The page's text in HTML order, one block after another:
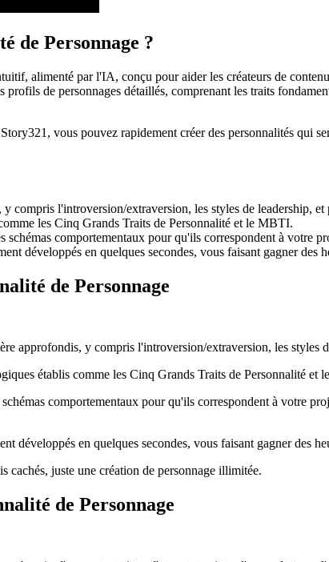
de Personnage ?
alimenté par l'IA, conçu pour aider les créateurs de
de personnages détaillés, comprenant les traits
vous pouvez rapidement créer des personnalités qui
compris l'introversion/extraversion, les styles de leadership, et
les Cinq Grands Traits de Personnalité et le MBTI.
schémas comportementaux pour qu'ils correspondent à votre
développés en quelques secondes, vous faisant gagner des
de Personnage
approfondis, y compris l'introversion/extraversion, les styles
établis comme les Cinq Grands Traits de Personnalité
comportementaux pour qu'ils correspondent à votre
développés en quelques secondes, vous faisant gagner des
cachés, juste une création de personnage illimitée.
de Personnage